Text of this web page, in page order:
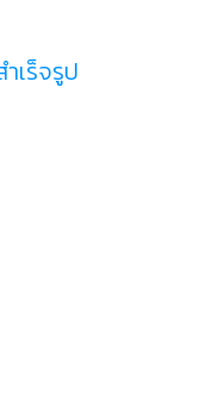
เร็จรูป